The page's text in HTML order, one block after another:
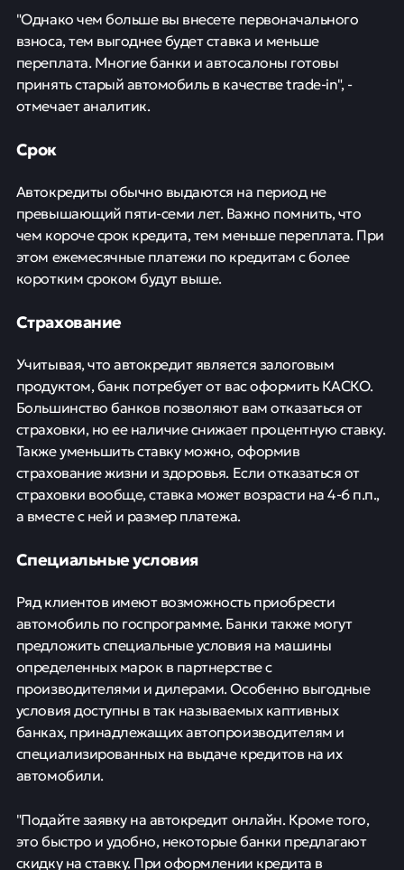
"Однако чем больше вы внесете первоначального
взноса, тем выгоднее будет ставка и меньше
переплата. Многие банки и автосалоны готовы
принять старый автомобиль в качестве trade-in", -
отмечает аналитик.
Срок
Автокредиты обычно выдаются на период не
превышающий пяти-семи лет. Важно помнить, что
чем короче срок кредита, тем меньше переплата. При
этом ежемесячные платежи по кредитам с более
коротким сроком будут выше.
Страхование
Учитывая, что автокредит является залоговым
продуктом, банк потребует от вас оформить КАСКО.
Большинство банков позволяют вам отказаться от
страховки, но ее наличие снижает процентную ставку.
Также уменьшить ставку можно, оформив
страхование жизни и здоровья. Если отказаться от
страховки вообще, ставка может возрасти на 4-6 п.п.,
а вместе с ней и размер платежа.
Специальные условия
Ряд клиентов имеют возможность приобрести
автомобиль по госпрограмме. Банки также могут
предложить специальные условия на машины
определенных марок в партнерстве с
производителями и дилерами. Особенно выгодные
условия доступны в так называемых каптивных
банках, принадлежащих автопроизводителям и
специализированных на выдаче кредитов на их
автомобили.
"Подайте заявку на автокредит онлайн. Кроме того,
это быстро и удобно, некоторые банки предлагают
скидку на ставку. При оформлении кредита в